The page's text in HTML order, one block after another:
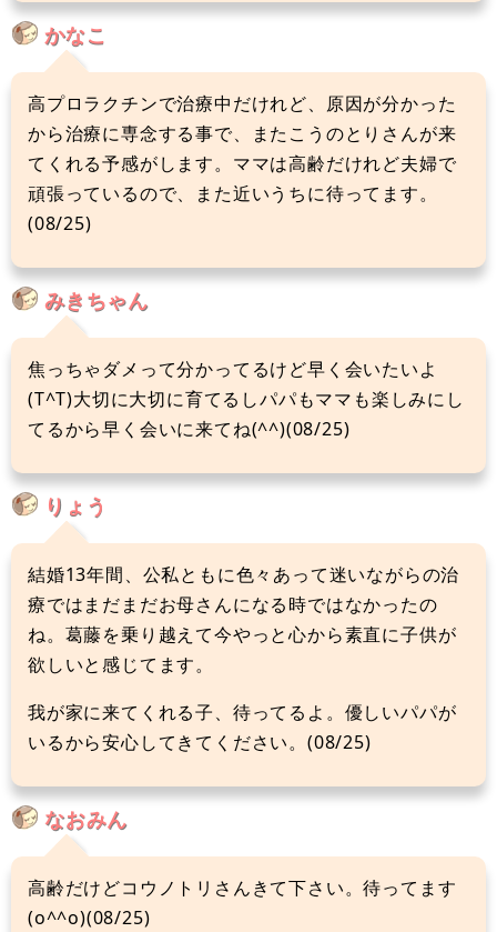
かなこ
高プロラクチンで治療中だけれど、原因が分かった
から治療に専念する事で、またこうのとりさんが来
てくれる予感がします。ママは高齢だけれど夫婦で
頑張っているので、また近いうちに待ってます。
(08/25)
みきちゃん
焦っちゃダメって分かってるけど早く会いたいよ
(T^T)大切に大切に育てるしパパもママも楽しみにし
てるから早く会いに来てね(^^)(08/25)
りょう
結婚13年間、公私ともに色々あって迷いながらの治
療ではまだまだお母さんになる時ではなかったの
ね。葛藤を乗り越えて今やっと心から素直に子供が
欲しいと感じてます。
我が家に来てくれる子、待ってるよ。優しいパパが
いるから安心してきてください。(08/25)
なおみん
高齢だけどコウノトリさんきて下さい。待ってます
(o^^o)(08/25)